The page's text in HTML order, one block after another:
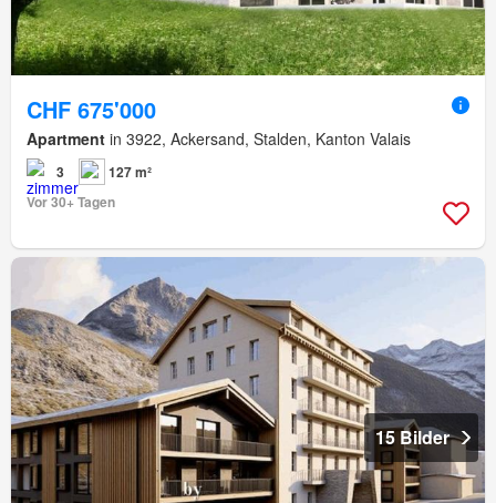
CHF 675'000
Apartment in 3922, Ackersand, Stalden, Kanton Valais
3
127 m²
Vor 30+ Tagen
15 Bilder